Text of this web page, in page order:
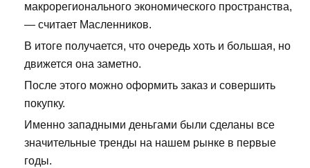
макрорегионального экономического пространства,
— считает Масленников.
В итоге получается, что очередь хоть и большая, но
движется она заметно.
После этого можно оформить заказ и совершить
покупку.
Именно западными деньгами были сделаны все
значительные тренды на нашем рынке в первые
годы.